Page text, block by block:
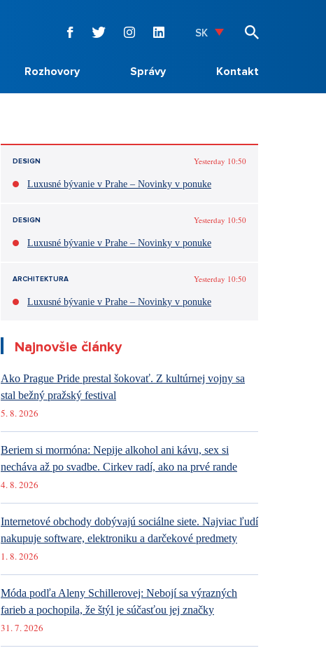
SK
Rozhovory Správy Kontakt
DESIGN Yesterday 10:50
Luxusné bývanie v Prahe – Novinky v ponuke
DESIGN Yesterday 10:50
Luxusné bývanie v Prahe – Novinky v ponuke
ARCHITEKTURA Yesterday 10:50
Luxusné bývanie v Prahe – Novinky v ponuke
Najnovšie články
Ako Prague Pride prestal šokovať. Z kultúrnej vojny sa
stal bežný pražský festival
5. 8. 2026
Beriem si mormóna: Nepije alkohol ani kávu, sex si
necháva až po svadbe. Cirkev radí, ako na prvé rande
4. 8. 2026
Internetové obchody dobývajú sociálne siete. Najviac ľudí
nakupuje software, elektroniku a darčekové predmety
1. 8. 2026
Móda podľa Aleny Schillerovej: Nebojí sa výrazných
farieb a pochopila, že štýl je súčasťou jej značky
31. 7. 2026